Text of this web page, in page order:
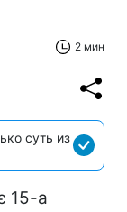
2 мин
суть из
15-а